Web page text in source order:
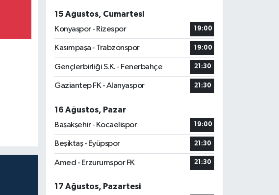
15 Ağustos, Cumartesi
Konyaspor - Rizespor
19:00
Kasımpaşa - Trabzonspor 19:00
Gençlerbirliği S.K. - Fenerbahçe 21:30
Gaziantep FK - Alanyaspor 21:30
16 Ağustos, Pazar
Başakşehir - Kocaelispor
19:00
Beşiktaş - Eyüpspor 21:30
Amed - Erzurumspor FK 21:30
17 Ağustos, Pazartesi